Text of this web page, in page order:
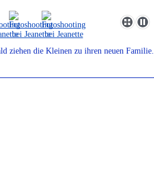
ziehen die Kleinen zu ihren neuen Familie.